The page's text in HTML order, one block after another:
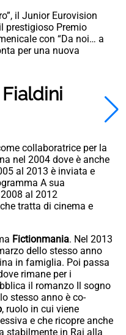
il Junior Eurovision
prestigioso Premio
con “Da noi… a
per una nuova
collaboratrice per la
nel 2004 dove è anche
al 2013 è inviata e
A sua
al 2012
tratta di cinema e
Fictionmania. Nel 2013
dello stesso anno
in famiglia. Poi passa
rimane per i
il romanzo Il sogno
stesso anno è co-
, ruolo in cui viene
e che ricopre anche
stabilmente in Rai alla